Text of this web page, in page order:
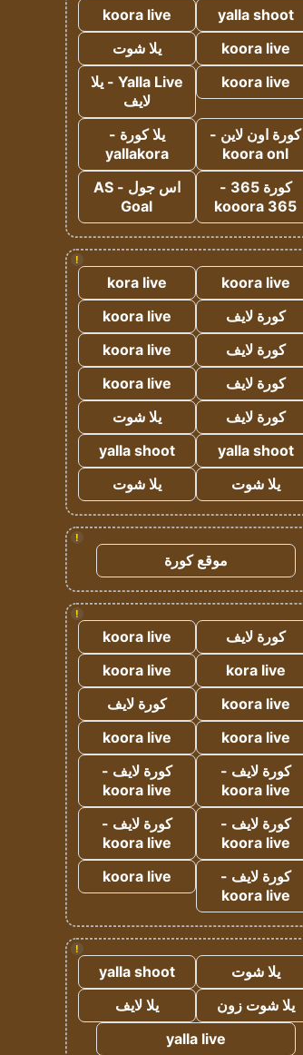
yalla shoot
koora live
koora live
يلا شوت
koora live
Yalla Live - يلا
لايف
كورة اون لاين -
koora onl
يلا كورة -
yallakora
كورة 365 -
kooora 365
اس جول - AS
Goal
!
koora live
kora live
كورة لايف
koora live
كورة لايف
koora live
كورة لايف
koora live
كورة لايف
يلا شوت
yalla shoot
yalla shoot
يلا شوت
يلا شوت
!
موقع كورة
!
كورة لايف
koora live
kora live
koora live
koora live
كورة لايف
koora live
koora live
كورة لايف -
koora live
كورة لايف -
koora live
كورة لايف -
koora live
كورة لايف -
koora live
كورة لايف -
koora live
koora live
!
يلا شوت
yalla shoot
يلا شوت زون
يلا لايف
yalla live